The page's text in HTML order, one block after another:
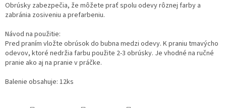
Obrúsky zabezpečia, že môžete prať spolu odevy rôznej farby a
zabránia zosiveniu a prefarbeniu.
Návod na použitie:
Pred praním vložte obrúsok do bubna medzi odevy. K praniu tmavýcho
odevov, ktoré nedržia farbu použite 2-3 obrúsky. Je vhodné na ručné
pranie ako aj na pranie v práčke.
Balenie obsahuje: 12ks